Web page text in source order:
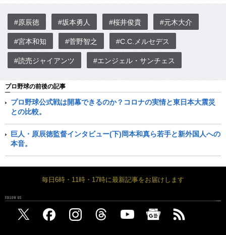
#原辰徳 #坂本勇人 #桜井俊貴 #元木大介
#宮本和知 #菅野智之 #C.C.メルセデス
#読売ジャイアンツ #エンジェル・サンチェス
プロ野球の前後の記事
プロ野球公式戦は開幕できるのか？コロナの実情と東日本大震災
との比較。
巨人・原辰徳監督インタビュー(下)岡本和真ら若手と新外国人への
本音。
毎日6時・11時・17時に最新記事をお届けします
FOLLOW US